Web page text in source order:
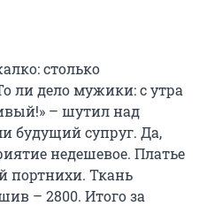
столько
ли дело мужики: с утра
– шутил над
будущий супруг. Да,
недешевое. Платье
портнихи. Ткань
– 2800. Итого за